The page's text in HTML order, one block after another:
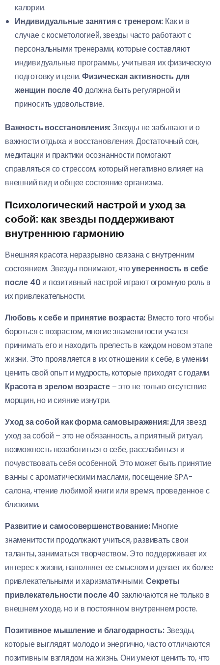
калории.
Индивидуальные занятия с тренером: Как и в
случае с косметологией, звезды часто работают с
персональными тренерами, которые составляют
индивидуальные программы, учитывая их физическую
подготовку и цели.Физическая активность для
женщин после 40 должна быть регулярной и
приносить удовольствие.
Важность восстановления:Звезды не забывают и о
важности отдыха и восстановления. Достаточный сон,
медитации и практики осознанности помогают
справляться со стрессом, который негативно влияет на
внешний вид и общее состояние организма.
Психологический настрой и уход за
собой: как звезды поддерживают
внутреннюю гармонию
Внешняя красота неразрывно связана с внутренним
состоянием. Звезды понимают, чтоуверенность в себе
после 40 и позитивный настрой играют огромную роль в
их привлекательности.
Любовь к себе и принятие возраста: Вместо того чтобы
бороться с возрастом, многие знаменитости учатся
принимать его и находить прелесть в каждом новом этапе
жизни. Это проявляется в их отношении к себе, в умении
ценить свой опыт и мудрость, которые приходят с годами.
Красота в зрелом возрасте – это не только отсутствие
морщин, но и сияние изнутри.
Уход за собой как форма самовыражения:Для звезд
уход за собой – это не обязанность, а приятный ритуал,
возможность позаботиться о себе, расслабиться и
почувствовать себя особенной. Это может быть принятие
ванны с ароматическими маслами, посещение SPA-
салона, чтение любимой книги или время, проведенное с
близкими.
Развитие и самосовершенствование:Многие
знаменитости продолжают учиться, развивать свои
таланты, заниматься творчеством. Это поддерживает их
интерес к жизни, наполняет ее смыслом и делает их более
привлекательными и харизматичными.Секреты
привлекательности после 40 заключаются не только в
внешнем уходе, но и в постоянном внутреннем росте.
Позитивное мышление и благодарность:Звезды,
которые выглядят молодо и энергично, часто отличаются
позитивным взглядом на жизнь. Они умеют ценить то, что